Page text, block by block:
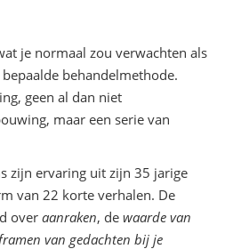
je normaal zou verwachten als
behandelmethode.
geen al dan niet
maar een serie van
zijn ervaring uit zijn 35 jarige
van 22 korte verhalen. De
over aanraken, de waarde van
van gedachten bij je